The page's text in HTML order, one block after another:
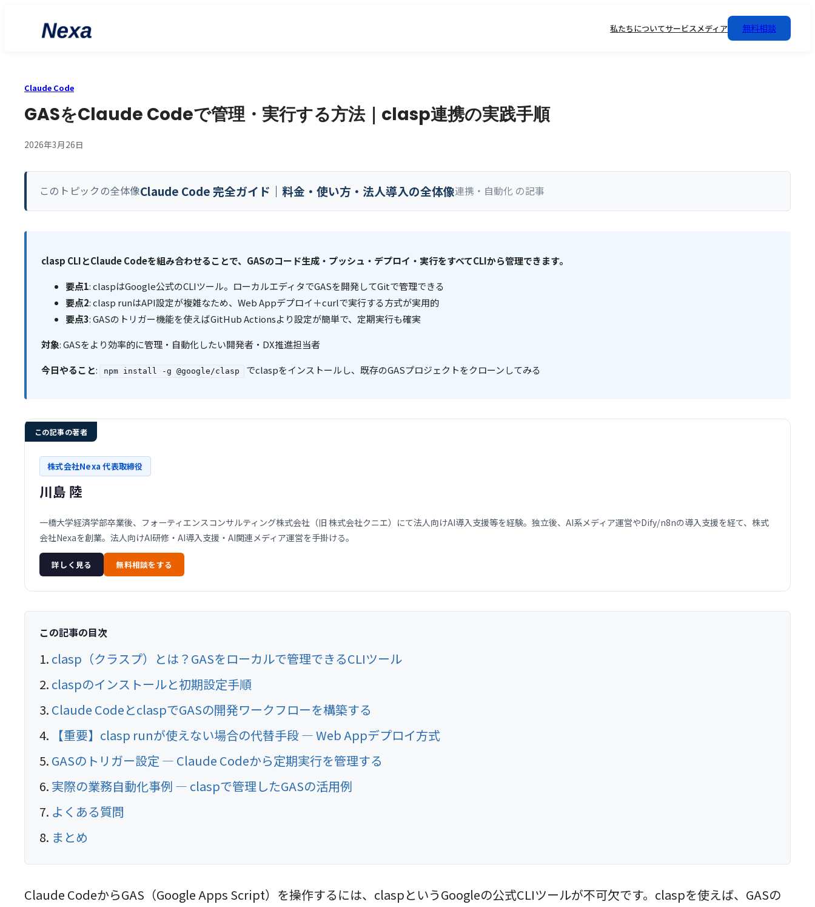
私たちについてサービスメディア 無料相談
Claude Code
GASをClaude Codeで管理・実行する方法｜clasp連携の実践手順
2026年3月26日
このトピックの全体像Claude Code 完全ガイド｜料金・使い方・法人導入の全体像連携・自動化 の記事
clasp CLIとClaude Codeを組み合わせることで、GASのコード生成・プッシュ・デプロイ・実行をすべてCLIから管理できます。
要点1: claspはGoogle公式のCLIツール。ローカルエディタでGASを開発してGitで管理できる
要点2: clasp runはAPI設定が複雑なため、Web Appデプロイ＋curlで実行する方式が実用的
要点3: GASのトリガー機能を使えばGitHub Actionsより設定が簡単で、定期実行も確実
対象: GASをより効率的に管理・自動化したい開発者・DX推進担当者
今日やること: npm install -g @google/clasp でclaspをインストールし、既存のGASプロジェクトをクローンしてみる
この記事の著者
株式会社Nexa 代表取締役
川島 陸
一橋大学経済学部卒業後、フォーティエンスコンサルティング株式会社（旧 株式会社クニエ）にて法人向けAI導入支援等を経験。独立後、AI系メディア運営やDify/n8nの導入支援を経て、株式
会社Nexaを創業。法人向けAI研修・AI導入支援・AI関連メディア運営を手掛ける。
詳しく見る 無料相談をする
この記事の目次
clasp（クラスプ）とは？GASをローカルで管理できるCLIツール
claspのインストールと初期設定手順
Claude CodeとclaspでGASの開発ワークフローを構築する
【重要】clasp runが使えない場合の代替手段 — Web Appデプロイ方式
GASのトリガー設定 — Claude Codeから定期実行を管理する
実際の業務自動化事例 — claspで管理したGASの活用例
よくある質問
まとめ
Claude CodeからGAS（Google Apps Script）を操作するには、claspというGoogleの公式CLIツールが不可欠です。claspを使えば、GASの